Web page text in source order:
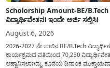
Scholorship Amount-BE/B.Tech
ವಿದ್ಯಾರ್ಥಿವೇತನ! ಇಂದೇ ಅರ್ಜಿ ಸಲ್ಲಿಸಿ!
August 6, 2026
2026-2027 ನೇ ಸಾಲಿನ BE/B.Tech
ಕಾರ್ಯಕ್ರಮದ ವತಿಯಿಂದ 70,250
ಆಹ್ವಾನಿಸಲಾಗಿದ್ದು, ಕೊನೆಯ ದಿನಾಂಕ